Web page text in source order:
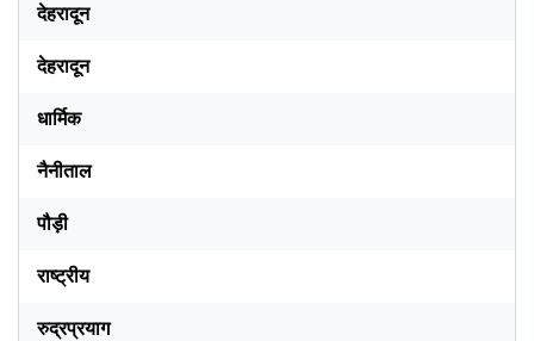
देहरादून
देहरादून
धार्मिक
नैनीताल
पौड़ी
राष्ट्रीय
रुद्रप्रयाग